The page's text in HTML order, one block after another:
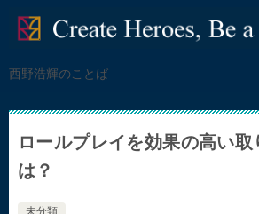
西野浩輝のことば
ロールプレイを効果の高い
は？